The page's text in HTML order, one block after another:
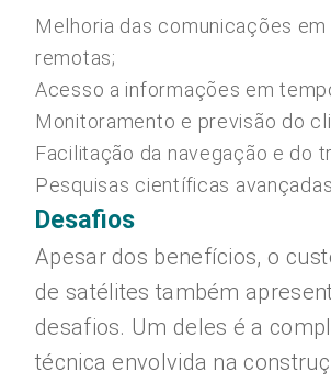
Melhoria das comunicações em
remotas;
Acesso a informações em
Monitoramento e previsão do
Facilitação da navegação e do
Pesquisas científicas avançadas.
Desafios
Apesar dos benefícios, o
de satélites também
desafios. Um deles é a
técnica envolvida na